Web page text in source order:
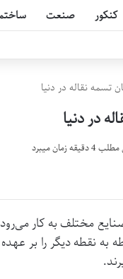
کنکور صنعت
تسمه نقاله در دنیا
در دنیا
زمان میبرد
صنایع مختلف به کار
نقطه دیگر را بر